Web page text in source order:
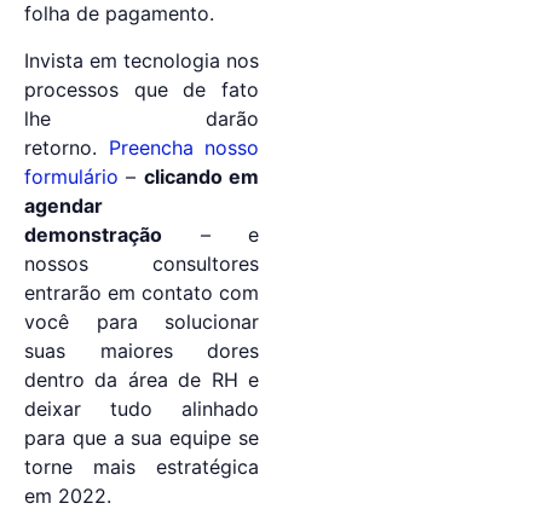
folha de pagamento.
Invista em tecnologia nos
processos que de fato
lhe darão
retorno. Preencha nosso
formulário – clicando em
agendar
demonstração – e
nossos consultores
entrarão em contato com
você para solucionar
suas maiores dores
dentro da área de RH e
deixar tudo alinhado
para que a sua equipe se
torne mais estratégica
em 2022.